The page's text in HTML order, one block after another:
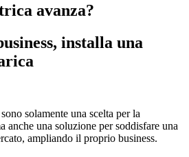
avanza?
installa una
solamente una scelta per la
anche una soluzione per soddisfare una
ampliando il proprio business.